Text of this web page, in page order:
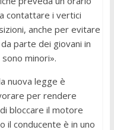
contattare i vertici
anche per evitare
parte dei giovani in
minori».
nuova legge è
per rendere
bloccare il motore
il conducente è in uno